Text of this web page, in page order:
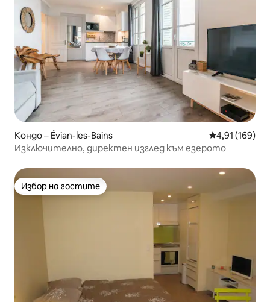
Кондо – Évian-les-Bains Средна
4,91 (169)
Изключително, директен изглед към езерото
Избор на гостите
Избор на гостите